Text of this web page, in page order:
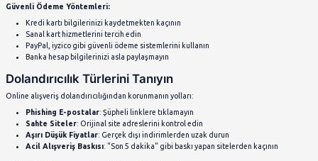
Güvenlik Sertifikaları
2. Fiyat Karşılaştırması Yapmanın
Akıllı online alışverişin temel taşlarından biri fiyat
Farklı sitelerde aynı ürünün fiyatlarını karşılaştırın
İndirim dönemlerini ve kampanyaları takip edin
Toplam maliyeti hesaplarken kargo ücretlerini unutmayın
Ürün garantisi ve müşteri hizmetleri kalitesini de